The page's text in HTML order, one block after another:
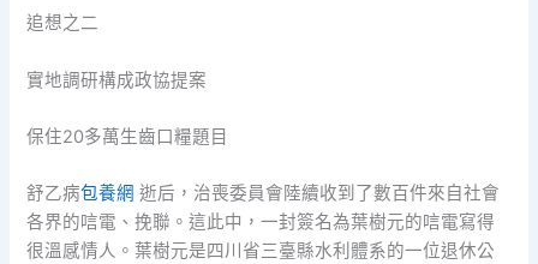
追想之二
實地調研構成政協提案
保住20多萬生齒口糧題目
舒乙病包養網 逝后，治喪委員會陸續收到了數百件來自社會
各界的唁電、挽聯。這此中，一封簽名為葉樹元的唁電寫得
很溫感情人。葉樹元是四川省三臺縣水利體系的一位退休公